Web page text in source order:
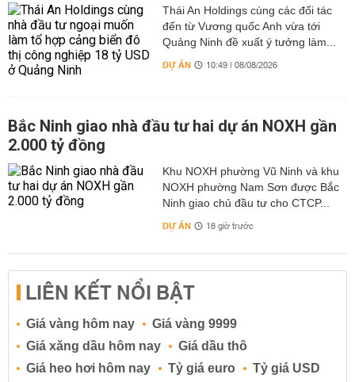
Hỗ trợ sản xuất và kinh doanh
Duy trì tiến độ sản xuất
Các doanh nghiệp tại Đức Hòa phụ thuộc nhiều vào
nguồn điện để vận hành máy móc. Khi nắm trước lịch
cúp điện, họ có thể điều chỉnh ca làm việc hoặc chuyển
đổi sang các công việc không cần dùng điện, tránh gián
đoạn sản xuất.
Đảm bảo chất lượng dịch vụ
Đối với ngành dịch vụ như quán ăn, nhà hàng, khách
sạn, việc mất điện đột ngột có thể ảnh hưởng trực tiếp
đến khách hàng. Việc cập nhật lịch cúp điện Đức Hòa
giúp cơ sở chuẩn bị giải pháp thay thế như máy phát
Bảo vệ thiết bị điện và tiết kiệm chi phí
Ngăn ngừa hư hỏng thiết bị
Nguồn điện có thể dao động mạnh khi bị ngắt và cấp lại,
dễ làm hỏng các thiết bị điện tử. Theo dõi lịch cúp điện
Đức Hoà giúp người dân chủ động rút phích cắm hoặc
tắt thiết bị, hạn chế rủi ro cháy nổ và hỏng hóc.
Thái An Holdings cùng các đối tác
đến từ Vương quốc Anh vừa tới
Quảng Ninh đề xuất ý tưởng làm...
DỰ ÁN 10:49 | 08/08/2026
Bắc Ninh giao nhà đầu tư hai dự án NOXH gần
2.000 tỷ đồng
Khu NOXH phường Vũ Ninh và khu
NOXH phường Nam Sơn được Bắc
Ninh giao chủ đầu tư cho CTCP...
DỰ ÁN 18 giờ trước
LIÊN KẾT NỔI BẬT
Giá vàng hôm nay
Giá vàng 9999
Giá xăng dầu hôm nay
Giá dầu thô
Giá heo hơi hôm nay
Tỷ giá euro
Tỷ giá USD